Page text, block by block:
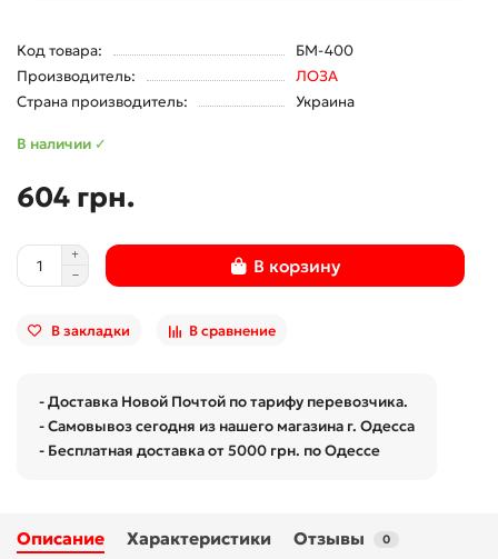
Код товара:
БМ-400
Производитель:
ЛОЗА
Страна производитель:
Украина
В наличии ✓
604 грн.
В корзину
В закладки В сравнение
- Доставка Новой Почтой по тарифу перевозчика.
- Самовывоз сегодня из нашего магазина г. Одесса
- Бесплатная доставка от 5000 грн. по Одессе
Описание Характеристики Отзывы 0